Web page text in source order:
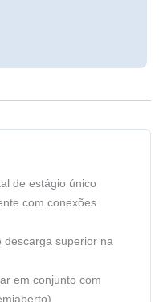
de estágio único
com conexões
descarga superior na
em conjunto com